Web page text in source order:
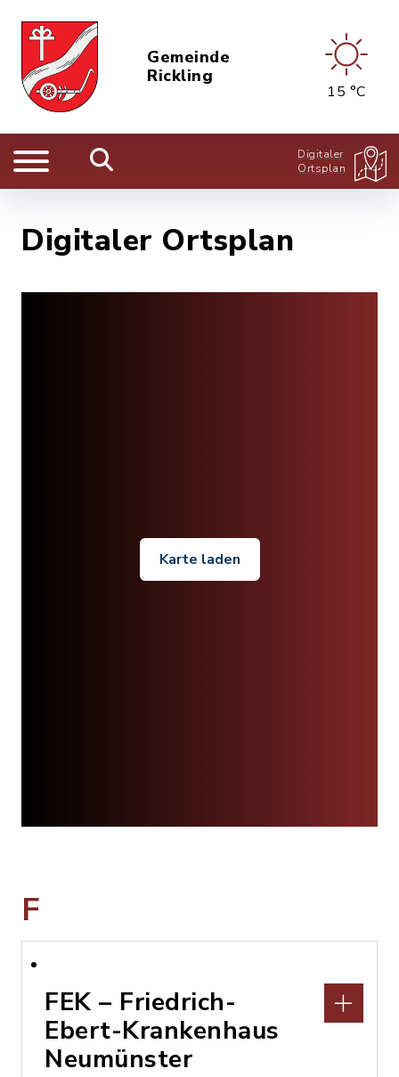
Gemeinde
Rickling
15 °C
Digitaler
Ortsplan
Digitaler Ortsplan
Karte laden
F
FEK – Friedrich-
Ebert-Krankenhaus
Neumünster